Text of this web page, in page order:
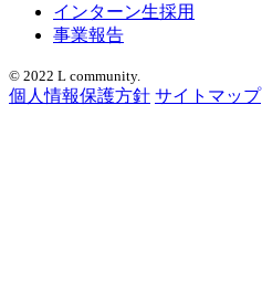
インターン生採用
事業報告
© 2022 L community.
個人情報保護方針 サイトマップ